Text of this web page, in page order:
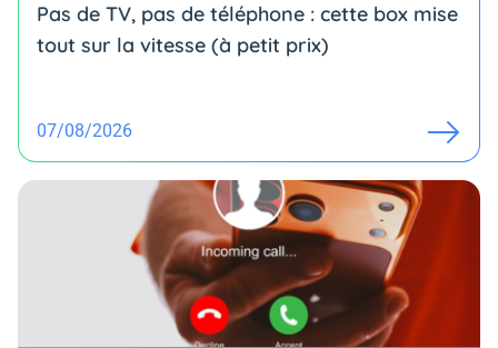
Pas de TV, pas de téléphone : cette box mise
tout sur la vitesse (à petit prix)
07/08/2026